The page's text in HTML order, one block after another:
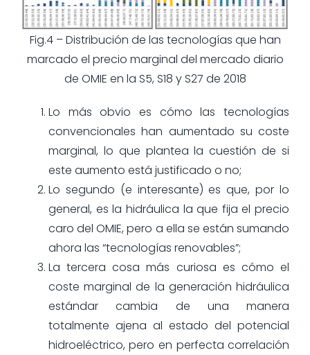
Fig.4 – Distribución de las tecnologías que han
marcado el precio marginal del mercado diario
de OMIE en la S5, S18 y S27 de 2018
Lo más obvio es cómo las tecnologías
convencionales han aumentado su coste
marginal, lo que plantea la cuestión de si
este aumento está justificado o no;
Lo segundo (e interesante) es que, por lo
general, es la hidráulica la que fija el precio
caro del OMIE, pero a ella se están sumando
ahora las “tecnologías renovables”;
La tercera cosa más curiosa es cómo el
coste marginal de la generación hidráulica
estándar cambia de una manera
totalmente ajena al estado del potencial
hidroeléctrico, pero en perfecta correlación